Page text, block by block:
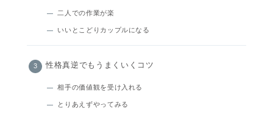
二人での作業が楽
いいとこどりカップルになる
性格真逆でもうまくいくコツ
相手の価値観を受け入れる
とりあえずやってみる